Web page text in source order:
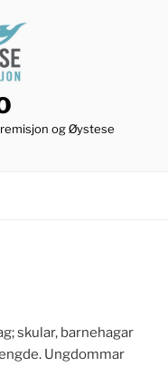
og Øystese
skular, barnehagar
Ungdommar